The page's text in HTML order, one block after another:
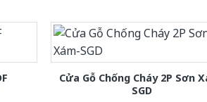
Cửa Gỗ Chống Cháy 2P Sơn
SGD